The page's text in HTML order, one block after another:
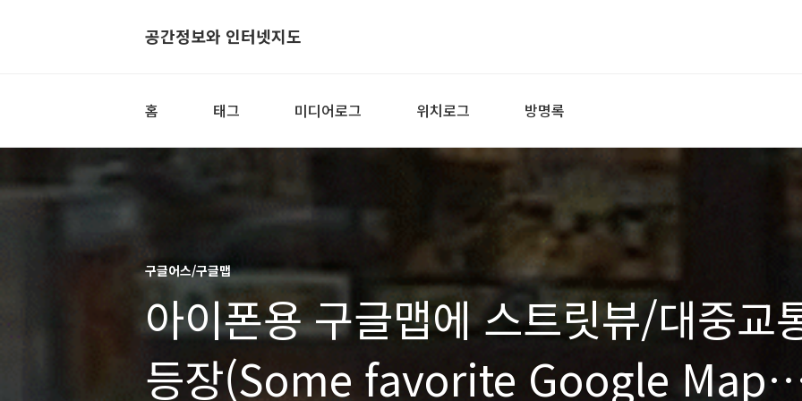
공간정보와 인터넷지도
홈 태그 미디어로그 위치로그 방명록
구글어스/구글맵
아이폰용 구글맵에 스트릿뷰/대중교
등장(Some favorite Google Maps